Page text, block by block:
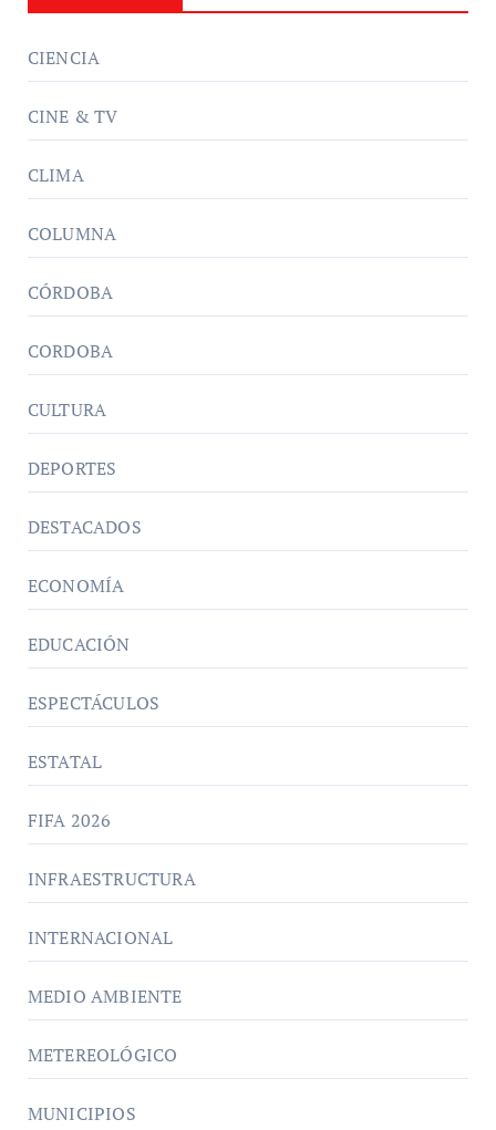
CIENCIA
CINE & TV
CLIMA
COLUMNA
CÓRDOBA
CORDOBA
CULTURA
DEPORTES
DESTACADOS
ECONOMÍA
EDUCACIÓN
ESPECTÁCULOS
ESTATAL
FIFA 2026
INFRAESTRUCTURA
INTERNACIONAL
MEDIO AMBIENTE
METEREOLÓGICO
MUNICIPIOS